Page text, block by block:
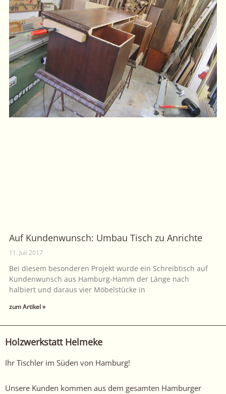
Auf Kundenwunsch: Umbau Tisch zu Anrichte
11. Juli 2017
Bei diesem besonderen Projekt wurde ein Schreibtisch auf
Kundenwunsch aus Hamburg-Hamm der Länge nach
halbiert und daraus vier Möbelstücke in
zum Artikel »
Holzwerkstatt Helmeke
Ihr Tischler im Süden von Hamburg!
Unsere Kunden kommen aus dem gesamten Hamburger